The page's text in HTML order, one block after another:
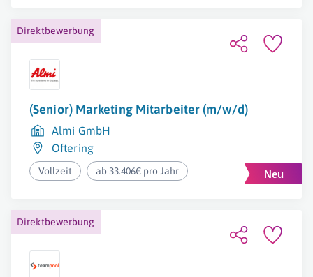
Direktbewerbung
(Senior) Marketing Mitarbeiter (m/w/d)
Almi GmbH
Oftering
Vollzeit ab 33.406€ pro Jahr
Direktbewerbung